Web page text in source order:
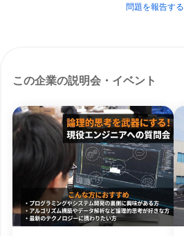
問題を報告する
この企業の説明会・イベント